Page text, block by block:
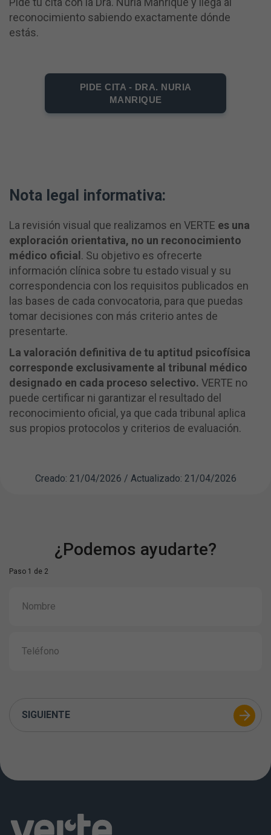
reconocimiento sabiendo exactamente dónde
estás.
PIDE CITA - DRA. NURIA
MANRIQUE
Nota legal informativa:
La revisión visual que realizamos en VERTE es una
exploración orientativa, no un reconocimiento
médico oficial. Su objetivo es ofrecerte
información clínica sobre tu estado visual y su
correspondencia con los requisitos publicados en
las bases de cada convocatoria, para que puedas
tomar decisiones con más criterio antes de
presentarte.
La valoración definitiva de tu aptitud psicofísica
corresponde exclusivamente al tribunal médico
designado en cada proceso selectivo. VERTE no
puede certificar ni garantizar el resultado del
reconocimiento oficial, ya que cada tribunal aplica
sus propios protocolos y criterios de evaluación.
Creado: 21/04/2026 / Actualizado: 21/04/2026
¿Podemos ayudarte?
Paso 1 de 2
SIGUIENTE